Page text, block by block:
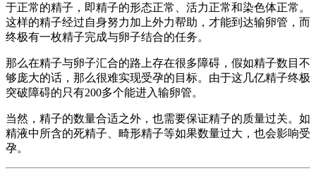
于正常的精子，即精子的形态正常、活力正常和染色体正常。
这样的精子经过自身努力加上外力帮助，才能到达输卵管，而
终极有一枚精子完成与卵子结合的任务。
那么在精子与卵子汇合的路上存在很多障碍，假如精子数目不
够庞大的话，那么很难实现受孕的目标。由于这几亿精子终极
突破障碍的只有200多个能进入输卵管。
当然，精子的数量合适之外，也需要保证精子的质量过关。如
精液中所含的死精子、畸形精子等如果数量过大，也会影响受
孕。